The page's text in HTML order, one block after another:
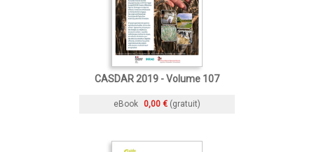
CASDAR 2019 - Volume 107
eBook 0,00 € (gratuit)